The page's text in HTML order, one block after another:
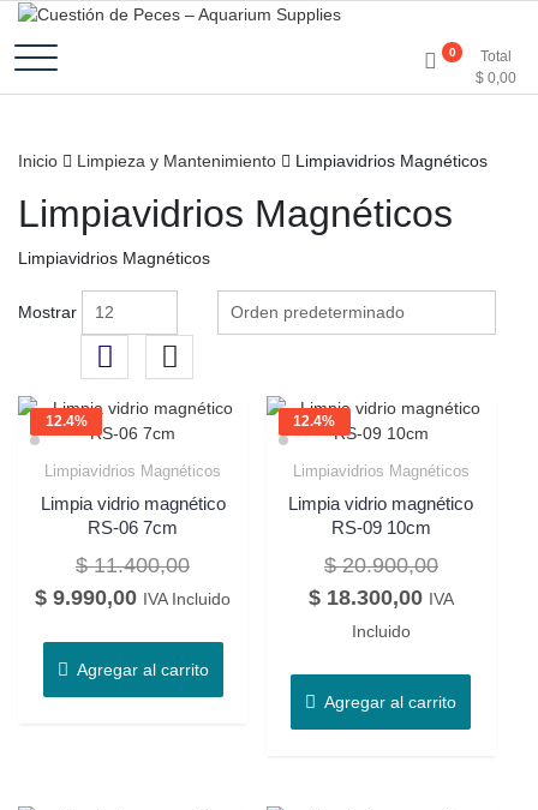
Cuestión de Peces –
Aquarium Supplies
0
Total
$ 0,00
Inicio Limpieza y Mantenimiento Limpiavidrios Magnéticos
Limpiavidrios Magnéticos
Limpiavidrios Magnéticos
Mostrar
12.4%
Limpiavidrios Magnéticos
Limpia vidrio magnético
RS-06 7cm
$11.400,00
$ 9.990,00 IVA Incluido
Agregar al carrito
12.4%
Limpiavidrios Magnéticos
Limpia vidrio magnético
RS-09 10cm
$20.900,00
$18.300,00 IVA
Incluido
Agregar al carrito